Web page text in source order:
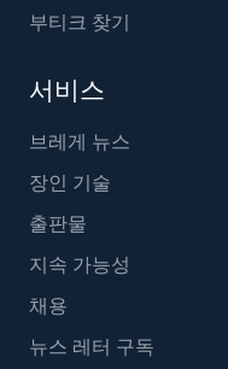
부티크 찾기
서비스
브레게 뉴스
장인 기술
출판물
지속 가능성
채용
뉴스 레터 구독